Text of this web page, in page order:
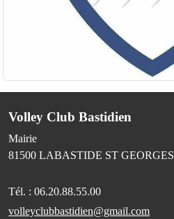
Volley Club Bastidien
Mairie
81500 LABASTIDE ST GEORGES
Tél. : 06.20.88.55.00
volleyclubbastidien@gmail.com